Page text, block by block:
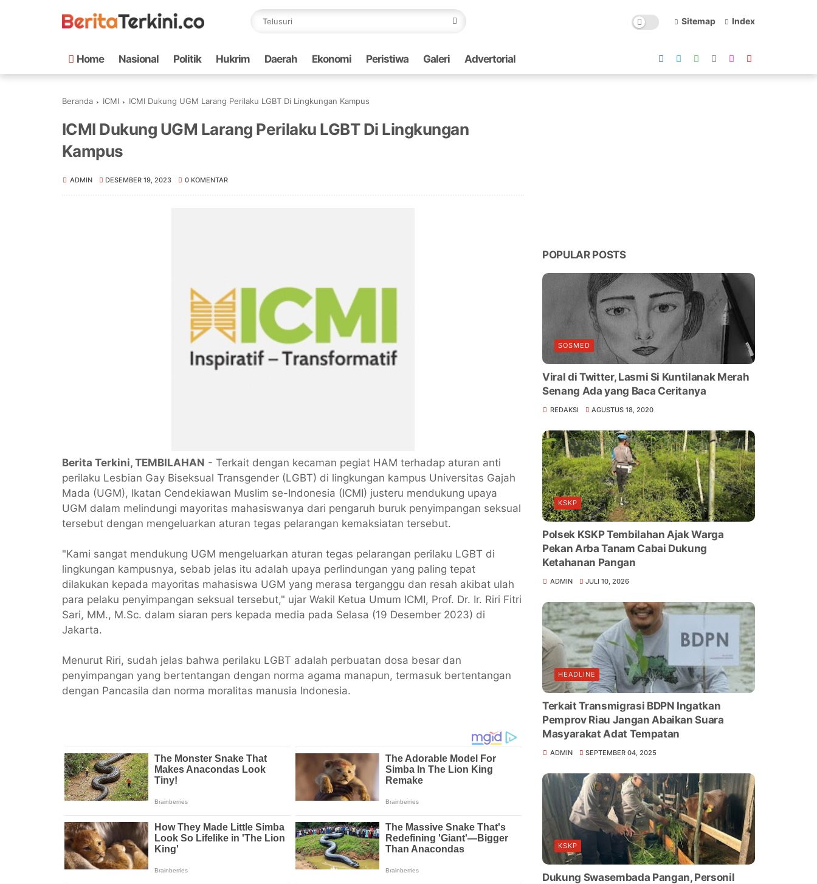
Sitemap Index
Home Nasional Politik Hukrim Daerah Ekonomi Peristiwa Galeri Advertorial
Beranda ICMI ICMI Dukung UGM Larang Perilaku LGBT Di Lingkungan Kampus
ICMI Dukung UGM Larang Perilaku LGBT Di Lingkungan
Kampus
ADMIN DESEMBER 19, 2023 0 KOMENTAR
Berita Terkini, TEMBILAHAN - Terkait dengan kecaman pegiat HAM terhadap aturan anti
perilaku Lesbian Gay Biseksual Transgender (LGBT) di lingkungan kampus Universitas Gajah
Mada (UGM), Ikatan Cendekiawan Muslim se-Indonesia (ICMI) justeru mendukung upaya
UGM dalam melindungi mayoritas mahasiswanya dari pengaruh buruk penyimpangan seksual
tersebut dengan mengeluarkan aturan tegas pelarangan kemaksiatan tersebut.
"Kami sangat mendukung UGM mengeluarkan aturan tegas pelarangan perilaku LGBT di
lingkungan kampusnya, sebab jelas itu adalah upaya perlindungan yang paling tepat
dilakukan kepada mayoritas mahasiswa UGM yang merasa terganggu dan resah akibat ulah
para pelaku penyimpangan seksual tersebut," ujar Wakil Ketua Umum ICMI, Prof. Dr. Ir. Riri Fitri
Sari, MM., M.Sc. dalam siaran pers kepada media pada Selasa (19 Desember 2023) di
Jakarta.
Menurut Riri, sudah jelas bahwa perilaku LGBT adalah perbuatan dosa besar dan
penyimpangan yang bertentangan dengan norma agama manapun, termasuk bertentangan
dengan Pancasila dan norma moralitas manusia Indonesia.
POPULAR POSTS
SOSMED
Viral di Twitter, Lasmi Si Kuntilanak Merah
Senang Ada yang Baca Ceritanya
REDAKSI AGUSTUS 18, 2020
KSKP
Polsek KSKP Tembilahan Ajak Warga
Pekan Arba Tanam Cabai Dukung
Ketahanan Pangan
ADMIN JULI 10, 2026
HEADLINE
Terkait Transmigrasi BDPN Ingatkan
Pemprov Riau Jangan Abaikan Suara
Masyarakat Adat Tempatan
ADMIN SEPTEMBER 04, 2025
KSKP
Dukung Swasembada Pangan, Personil